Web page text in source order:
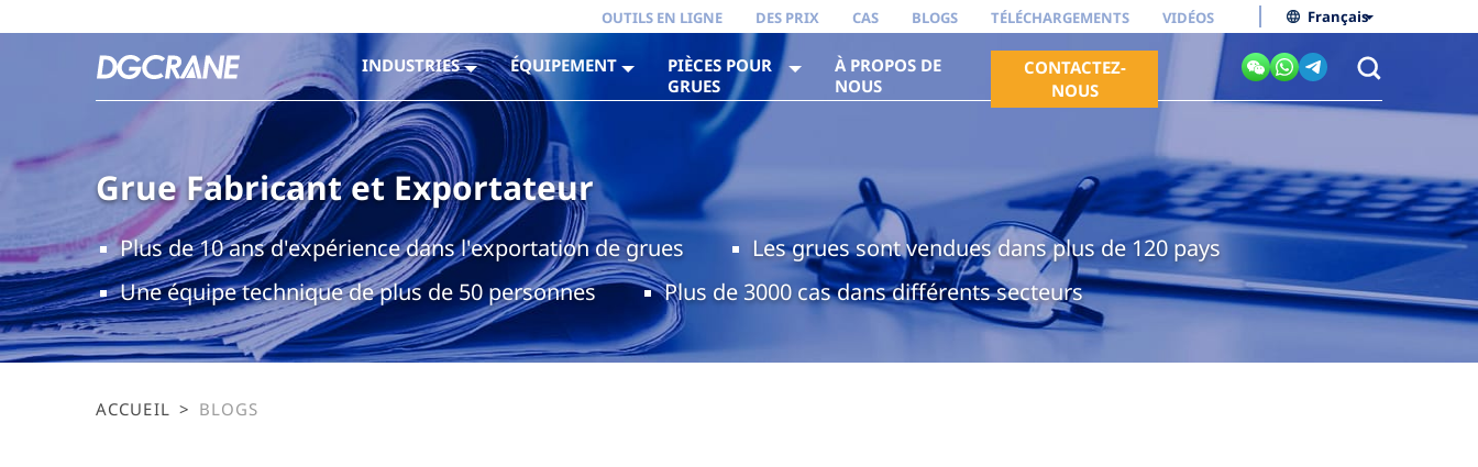
Français
OUTILS EN LIGNE DES PRIX CAS BLOGS TÉLÉCHARGEMENTS VIDÉOS
INDUSTRIES ÉQUIPEMENT
PIÈCES POUR
GRUES
À PROPOS DE
NOUS
CONTACTEZ-
NOUS
Grue Fabricant et Exportateur
Plus de 10 ans d'expérience dans l'exportation de grues
Les grues sont vendues dans plus de 120 pays
Une équipe technique de plus de 50 personnes
Plus de 3000 cas dans différents secteurs
ACCUEIL > BLOGS